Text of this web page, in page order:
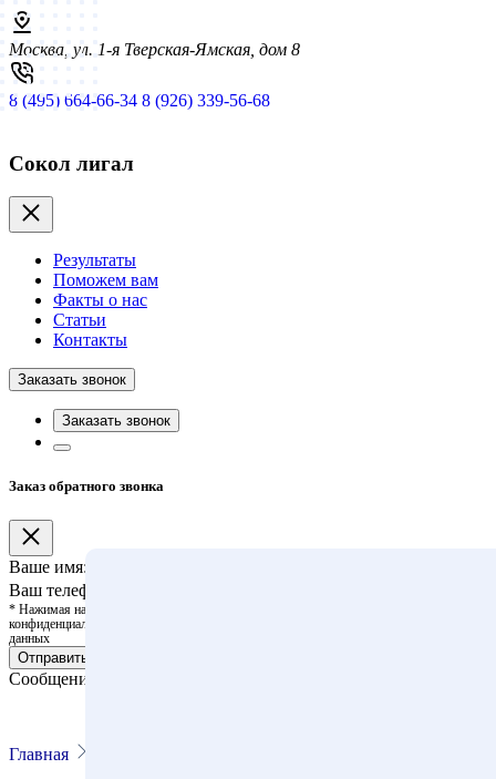
Москва, ул. 1-я Тверская-Ямская, дом 8
8 (495) 664-66-34 8 (926) 339-56-68
Сокол лигал
Результаты
Поможем вам
Факты о нас
Статьи
Контакты
Заказать звонок
Заказать звонок
Заказ обратного звонка
Ваше имя:
Ваш телефон:
* Нажимая на кнопку, вы выражаете согласие с политикой
конфиденциальности и правилами обработки персональных
данных
Отправить
Сообщение отправлено!
Главная